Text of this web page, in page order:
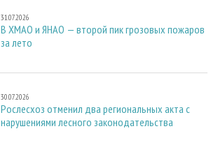
31.07.2026
В ХМАО и ЯНАО — второй пик грозовых пожаров
за лето
30.07.2026
Рослесхоз отменил два региональных акта с
нарушениями лесного законодательства